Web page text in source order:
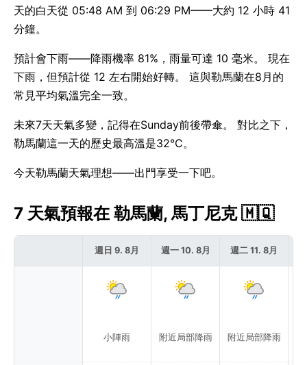
天的白天從 05:48 AM 到 06:29 PM——大約 12 小時 41
分鐘。
預計會下雨——降雨機率 81%，雨量可達 10 毫米。 現在
下雨，但預計從 12 左右開始好轉。 這與勒馬蘭在8月的
常見平均氣溫完全一致。
未來7天天氣多變，記得在Sunday前後帶傘。 對比之下，
勒馬蘭這一天的歷史最高溫是32°C。
今天勒馬蘭天氣理想——出門享受一下吧。
7 天氣預報在 勒馬蘭, 馬丁尼克 🇲🇶
週日 9. 8月
小陣雨
週一 10. 8月
附近局部降雨
週二 11. 8月
附近局部降雨